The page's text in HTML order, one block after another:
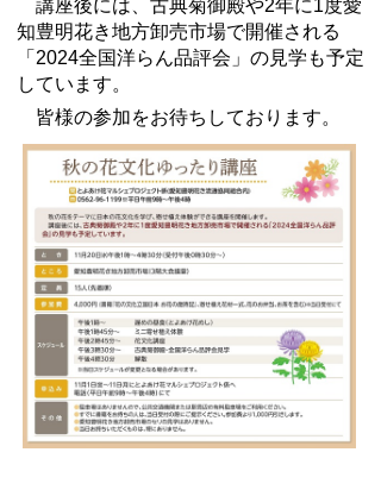
講座後には、古典菊御殿や2年に1度愛
知豊明花き地方卸売市場で開催される
「2024全国洋らん品評会」の見学も予定
しています。
皆様の参加をお待ちしております。